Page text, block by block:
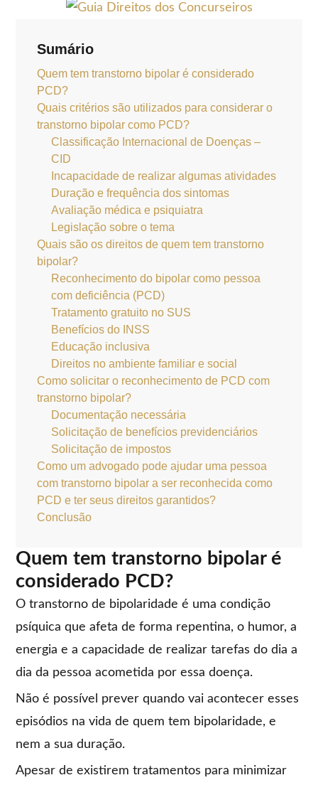
Sumário
Quem tem transtorno bipolar é considerado
PCD?
Quais critérios são utilizados para considerar o
transtorno bipolar como PCD?
Classificação Internacional de Doenças –
CID
Incapacidade de realizar algumas atividades
Duração e frequência dos sintomas
Avaliação médica e psiquiatra
Legislação sobre o tema
Quais são os direitos de quem tem transtorno
bipolar?
Reconhecimento do bipolar como pessoa
com deficiência (PCD)
Tratamento gratuito no SUS
Benefícios do INSS
Educação inclusiva
Direitos no ambiente familiar e social
Como solicitar o reconhecimento de PCD com
transtorno bipolar?
Documentação necessária
Solicitação de benefícios previdenciários
Solicitação de impostos
Como um advogado pode ajudar uma pessoa
com transtorno bipolar a ser reconhecida como
PCD e ter seus direitos garantidos?
Conclusão
Quem tem transtorno bipolar é
considerado PCD?
O transtorno de bipolaridade é uma condição
psíquica que afeta de forma repentina, o humor, a
energia e a capacidade de realizar tarefas do dia a
dia da pessoa acometida por essa doença.
Não é possível prever quando vai acontecer esses
episódios na vida de quem tem bipolaridade, e
nem a sua duração.
Apesar de existirem tratamentos para minimizar